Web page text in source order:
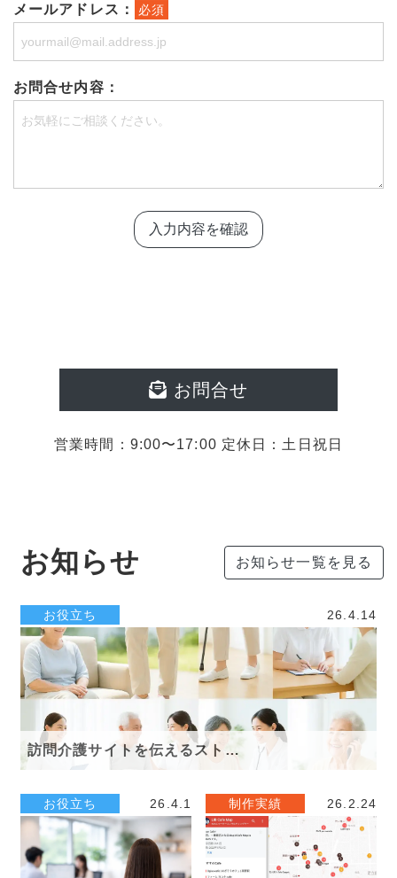
メールアドレス： 必須
お問合せ内容：
入力内容を確認
お問合せ
営業時間：9:00〜17:00 定休日：土日祝日
お知らせ一覧を見る
お知らせ
お役立ち 26.4.14
訪問介護サイトを伝えるスト…
お役立ち 26.4.1 制作実績 26.2.24